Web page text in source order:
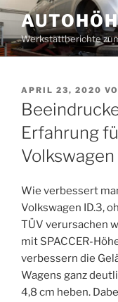
Zum
Inhalt
springenWerkstattberichte
VERÖFFENTLICHT
AM
APRIL 23, 2020
Erfahrung
Volkswagen
Wie verbessert
Volkswagen ID.3,
TÜV verursachen
mit SPACCER-
verbessern die
Wagens ganz
4,8 cm heben.